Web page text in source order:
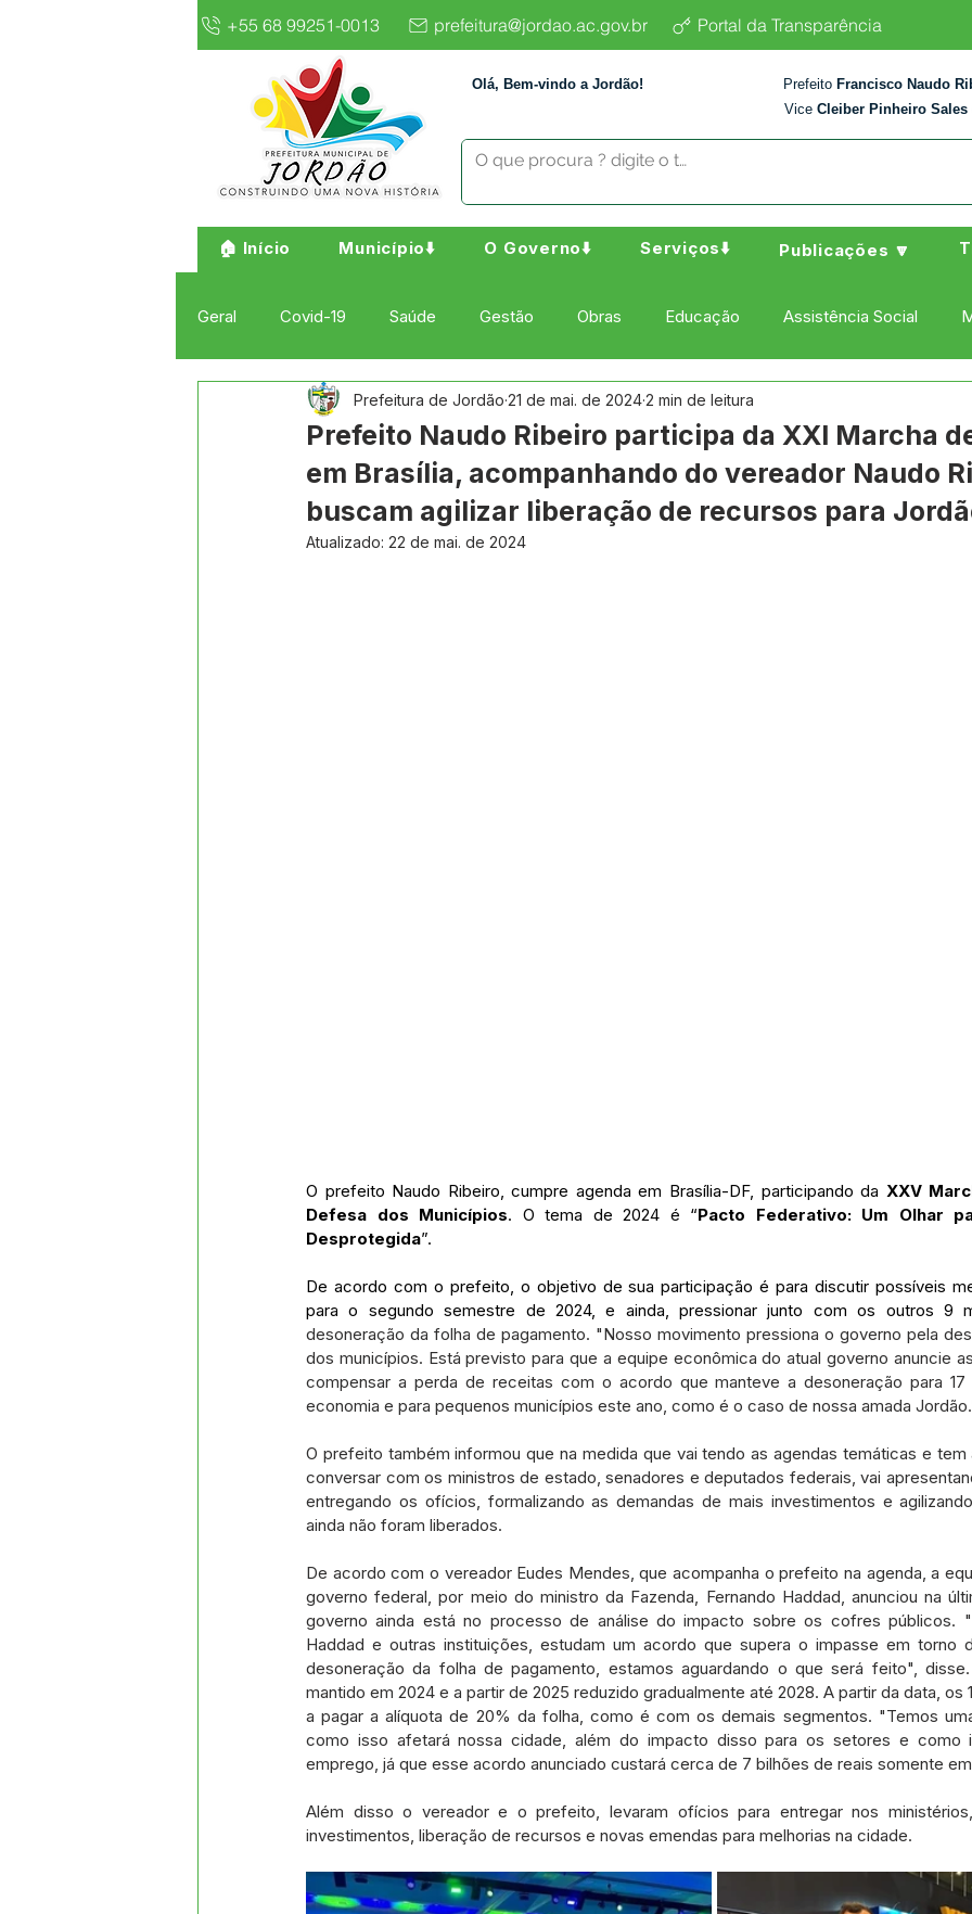
+55 68 99251-0013 prefeitura@jordao.ac.gov.br Portal da Transparência
Olá, Bem-vindo a Jordão! Prefeito Francisco Naudo
Vice Cleiber Pinheiro Sales
🏠 Início Município⬇️ O Governo⬇️ Serviços⬇️ Publicações 🔽
Geral Covid-19 Saúde Gestão Obras Educação Assistência Social
Institucional e Governo Cultura Esporte e Lazer Administração e Finanças
Datas Comemorativas Projetos e Emendas Defesa Civil Agricultura
Prefeito Naudo Ribeiro participa da XXI Marcha
em Brasília, acompanhando do vereador Naudo
buscam agilizar liberação de recursos para
Prefeitura de Jordão 21 de mai. de 20242 min de leitura
Atualizado: 22 de mai. de 2024
O prefeito Naudo Ribeiro, cumpre agenda em Brasília-DF, participando da XXV
Defesa dos Municípios. O tema de 2024 é “Pacto Federativo: Um Olhar
Desprotegida”.
De acordo com o prefeito, o objetivo de sua participação é para discutir possíveis
para o segundo semestre de 2024, e ainda, pressionar junto com os outros 9
desoneração da folha de pagamento. "Nosso movimento pressiona o governo pela
dos municípios. Está previsto para que a equipe econômica do atual governo anuncie
compensar a perda de receitas com o acordo que manteve a desoneração para
economia e para pequenos municípios este ano, como é o caso de nossa amada
O prefeito também informou que na medida que vai tendo as agendas temáticas e tem
conversar com os ministros de estado, senadores e deputados federais, vai
entregando os ofícios, formalizando as demandas de mais investimentos e
ainda não foram liberados.
De acordo com o vereador Eudes Mendes, que acompanha o prefeito na agenda, a
governo federal, por meio do ministro da Fazenda, Fernando Haddad, anunciou na
governo ainda está no processo de análise do impacto sobre os cofres públicos.
Haddad e outras instituições, estudam um acordo que supera o impasse em torno
desoneração da folha de pagamento, estamos aguardando o que será feito",
mantido em 2024 e a partir de 2025 reduzido gradualmente até 2028. A partir da data, os
a pagar a alíquota de 20% da folha, como é com os demais segmentos. "Temos
como isso afetará nossa cidade, além do impacto disso para os setores e como
emprego, já que esse acordo anunciado custará cerca de 7 bilhões de reais somente
Além disso o vereador e o prefeito, levaram ofícios para entregar nos
investimentos, liberação de recursos e novas emendas para melhorias na cidade.